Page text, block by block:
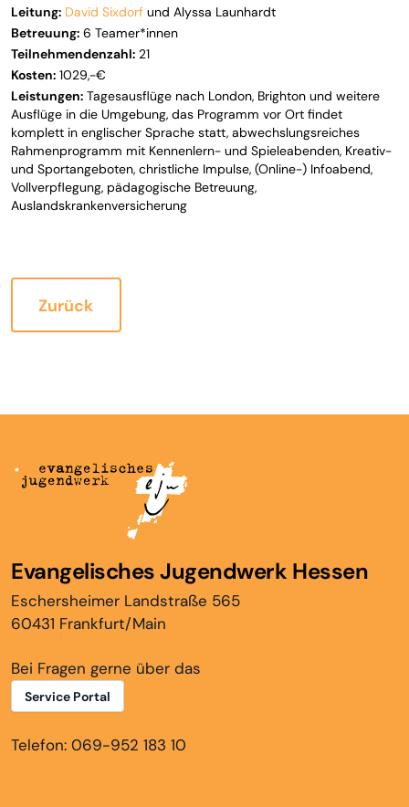
Leitung: David Sixdorf und Alyssa Launhardt
Betreuung: 6 Teamer*innen
Teilnehmendenzahl: 21
Kosten: 1029,-€
Leistungen: Tagesausflüge nach London, Brighton und weitere
Ausflüge in die Umgebung, das Programm vor Ort findet
komplett in englischer Sprache statt, abwechslungsreiches
Rahmenprogramm mit Kennenlern- und Spieleabenden, Kreativ-
und Sportangeboten, christliche Impulse, (Online-) Infoabend,
Vollverpflegung, pädagogische Betreuung,
Auslandskrankenversicherung
Zurück
Evangelisches Jugendwerk Hessen
Eschersheimer Landstraße 565
60431 Frankfurt/Main
Bei Fragen gerne über das
Service Portal
Telefon: 069-952 183 10